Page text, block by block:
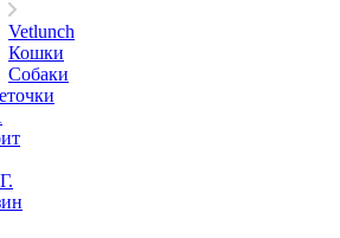
Vetlunch
Кошки
Собаки